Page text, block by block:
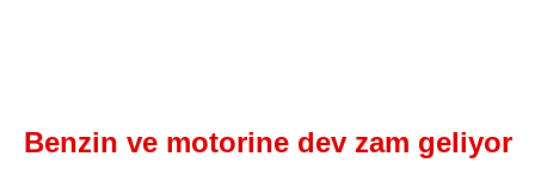
Benzin ve motorine dev zam geliyor